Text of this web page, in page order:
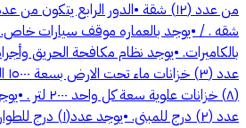
شقه . / •يوجد بالعماره موقف سيارات خاص.
بالكاميرات. •يوجد نظام مكافحة الحريق
عدد (٢) درج للمبنى. •يوجد عدد(١) درج للطوارىء. الدخل العام للعمارة